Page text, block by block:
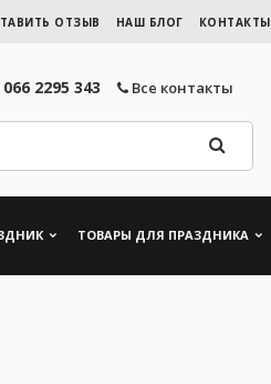
ОТЗЫВ НАШ БЛОГ КОНТАКТЫ
066 2295 343 Все контакты
ТОВАРЫ ДЛЯ ПРАЗДНИКА